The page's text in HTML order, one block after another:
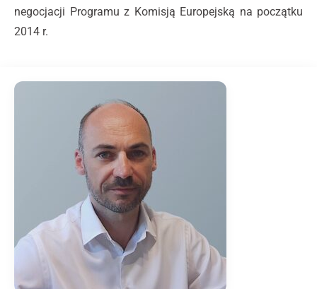
negocjacji Programu z Komisją Europejską na początku
2014 r.